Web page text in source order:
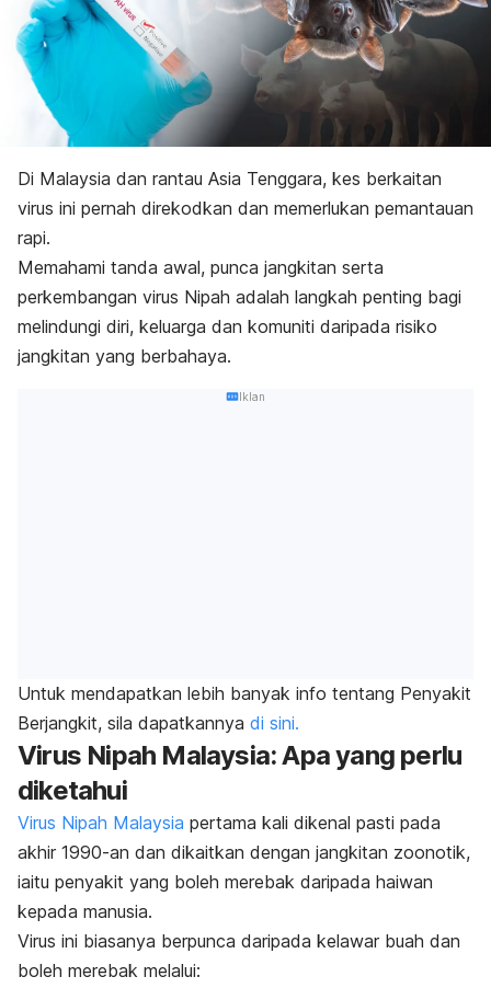
Di Malaysia dan rantau Asia Tenggara, kes berkaitan
virus ini pernah direkodkan dan memerlukan pemantauan
rapi.
Memahami tanda awal, punca jangkitan serta
perkembangan virus Nipah adalah langkah penting bagi
melindungi diri, keluarga dan komuniti daripada risiko
jangkitan yang berbahaya.
Iklan
Untuk mendapatkan lebih banyak info tentang Penyakit
Berjangkit, sila dapatkannya di sini.
Virus Nipah Malaysia: Apa yang perlu
diketahui
Virus Nipah Malaysia pertama kali dikenal pasti pada
akhir 1990-an dan dikaitkan dengan jangkitan zoonotik,
iaitu penyakit yang boleh merebak daripada haiwan
kepada manusia.
Virus ini biasanya berpunca daripada kelawar buah dan
boleh merebak melalui: